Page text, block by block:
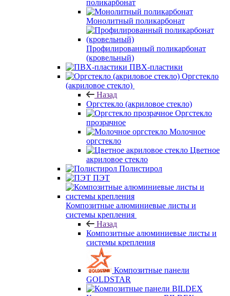
поликарбонат
Монолитный поликарбонат
Профилированный поликарбонат
(кровельный)
ПВХ-пластики
Оргстекло
(акриловое стекло)
Назад
Оргстекло (акриловое стекло)
Оргстекло
прозрачное
Молочное
оргстекло
Цветное
акриловое стекло
Полистирол
ПЭТ
Композитные алюминиевые листы и
системы крепления
Назад
Композитные алюминиевые листы и
системы крепления
Композитные панели
GOLDSTAR